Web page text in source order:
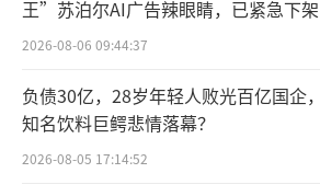
王”苏泊尔AI广告辣眼睛，已紧急下架
2026-08-06 09:44:37
负债30亿，28岁年轻人败光百亿国企，
知名饮料巨鳄悲情落幕？
2026-08-05 17:14:52